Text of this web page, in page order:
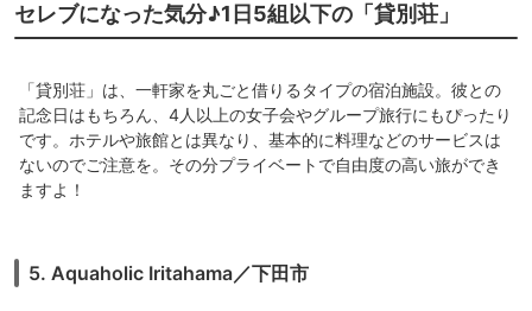
セレブになった気分♪1日5組以下の「貸別荘」
「貸別荘」は、一軒家を丸ごと借りるタイプの宿泊施設。彼との
記念日はもちろん、4人以上の女子会やグループ旅行にもぴったり
です。ホテルや旅館とは異なり、基本的に料理などのサービスは
ないのでご注意を。その分プライベートで自由度の高い旅ができ
ますよ！
5. Aquaholic Iritahama／下田市